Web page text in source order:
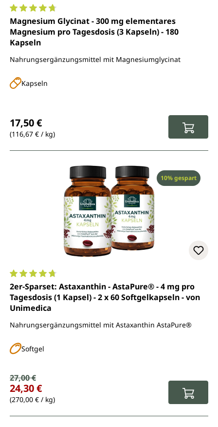
Durchschnittliche Bewertung von 4.8 von 5 Sternen
Magnesium Glycinat - 300 mg elementares
Magnesium pro Tagesdosis (3 Kapseln) - 180
Kapseln
Nahrungsergänzungsmittel mit Magnesiumglycinat
Kapseln
17,50 €
(116,67 € / kg)
Rabatt
10% gespart
Durchschnittliche Bewertung von 4.8 von 5 Sternen
2er-Sparset: Astaxanthin - AstaPure® - 4 mg pro
Tagesdosis (1 Kapsel) - 2 x 60 Softgelkapseln - von
Unimedica
Nahrungsergänzungsmittel mit Astaxanthin AstaPure®
Softgel
Verkaufspreis:
Regulärer Preis:
27,00 €
24,30 €
(270,00 € / kg)